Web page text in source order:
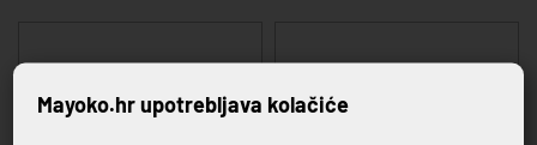
Mayoko.hr upotrebljava kolačiće